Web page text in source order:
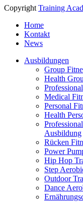
Copyright Training
Home
Kontakt
News
Ausbildungen
Group
Health
Medical
Personal
Health
Ausbildung
Rücken
Power
Hip Hop
Step
Outdoor
Dance